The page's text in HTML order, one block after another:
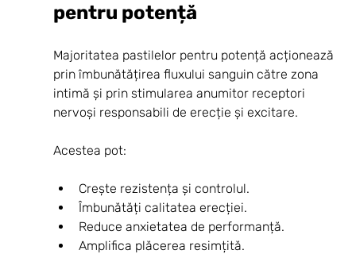
pentru potență
Majoritatea pastilelor pentru potență acționează
prin îmbunătățirea fluxului sanguin către zona
intimă și prin stimularea anumitor receptori
nervoși responsabili de erecție și excitare.
Acestea pot:
Crește rezistența și controlul.
Îmbunătăți calitatea erecției.
Reduce anxietatea de performanță.
Amplifica plăcerea resimțită.